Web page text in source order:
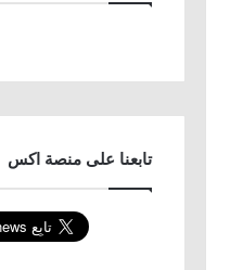
تابعنا على منصة اكس